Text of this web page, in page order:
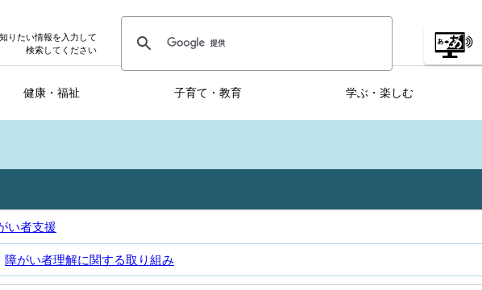
りたい情報を入力して
検索してください
健康・福祉 子育て・教育 学ぶ・楽しむ
い者支援
障がい者理解に関する取り組み